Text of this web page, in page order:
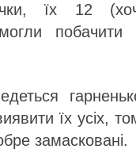
їх 12
їх усіх,
замасковані.